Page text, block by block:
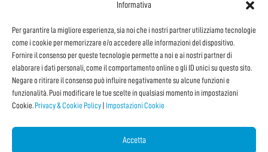
Informativa
Per garantire la migliore esperienza, sia noi che i nostri partner utilizziamo tecnologie
come i cookie per memorizzare e/o accedere alle informazioni del dispositivo.
Fornire il consenso per queste tecnologie permette a noi e ai nostri partner di
elaborare i dati personali, come il comportamento online o gli ID unici su questo sito.
Negare o ritirare il consenso può influire negativamente su alcune funzioni e
funzionalità. Puoi modificare le tue scelte in qualsiasi momento in impostazioni
Cookie. Privacy & Cookie Policy Impostazioni Cookie
Accetta
Iscriviti alla Newsletter
CONDIVIDI QUESTA PAGINA!
Facebook